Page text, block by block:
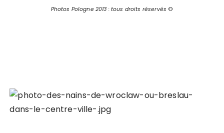
Photos Pologne 2013 : tous droits réservés ©